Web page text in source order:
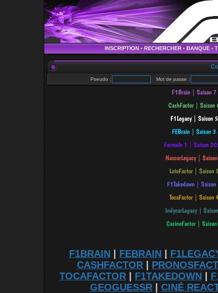
INSCRIPTION • RECHERCHER • BANQUE •
Pseudo : Mot de passe :
F1BRAIN FEBRAIN
CASHFACTOR
TOCAFACTOR
F1TAKEDOWN
GEOGUESSR| CINÉ